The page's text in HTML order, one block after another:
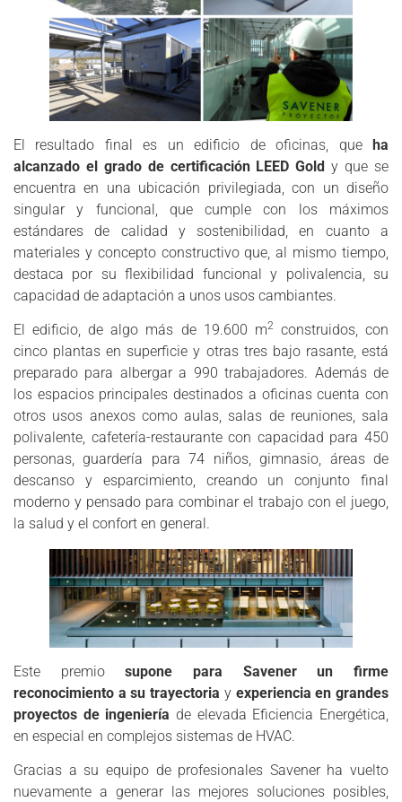
El resultado final es un edificio de oficinas, que ha
alcanzado el grado de certificación LEED Gold y que se
encuentra en una ubicación privilegiada, con un diseño
singular y funcional, que cumple con los máximos
estándares de calidad y sostenibilidad, en cuanto a
materiales y concepto constructivo que, al mismo tiempo,
destaca por su flexibilidad funcional y polivalencia, su
capacidad de adaptación a unos usos cambiantes.
El edificio, de algo más de 19.600 m2
construidos, con
cinco plantas en superficie y otras tres bajo rasante, está
preparado para albergar a 990 trabajadores. Además de
los espacios principales destinados a oficinas cuenta con
otros usos anexos como aulas, salas de reuniones, sala
polivalente, cafetería-restaurante con capacidad para 450
personas, guardería para 74 niños, gimnasio, áreas de
descanso y esparcimiento, creando un conjunto final
moderno y pensado para combinar el trabajo con el juego,
la salud y el confort en general.
Este premiosupone para Savener un firme
reconocimiento a su trayectoria y experiencia en grandes
proyectos de ingeniería de elevada Eficiencia Energética,
en especial en complejos sistemas de HVAC.
Gracias a su equipo de profesionales Savener ha vuelto
nuevamente a generar las mejores soluciones posibles,